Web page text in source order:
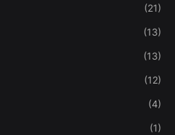
(21)
(13)
(13)
(12)
(4)
(1)